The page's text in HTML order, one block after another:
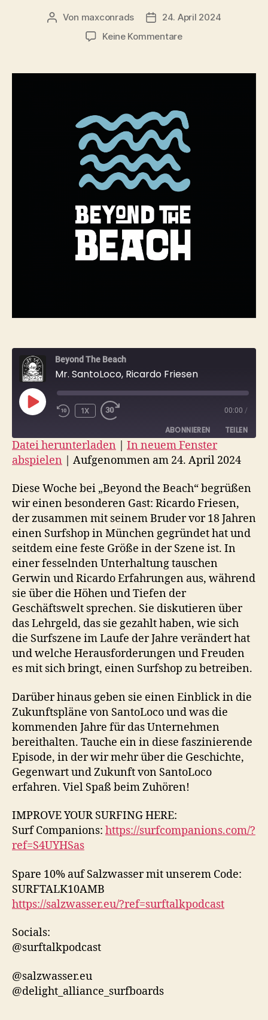
Beitragsautor
Von maxconrads Beitragsdatum
24. April 2024
Keine Kommentarezu
Ricardo
Beyond The Beach
Mr. SantoLoco, Ricardo Friesen
PLAY
EPISODE
1X 00:00 /
ABONNIEREN TEILEN
TEILEN
LINK
Datei herunterladen | In neuem Fenster
abspielen | Aufgenommen am 24. April 2024
Diese Woche bei „Beyond the Beach“ begrüßen
wir einen besonderen Gast: Ricardo Friesen,
der zusammen mit seinem Bruder vor 18 Jahren
einen Surfshop in München gegründet hat und
seitdem eine feste Größe in der Szene ist. In
einer fesselnden Unterhaltung tauschen
Gerwin und Ricardo Erfahrungen aus, während
sie über die Höhen und Tiefen der
Geschäftswelt sprechen. Sie diskutieren über
das Lehrgeld, das sie gezahlt haben, wie sich
die Surfszene im Laufe der Jahre verändert hat
und welche Herausforderungen und Freuden
es mit sich bringt, einen Surfshop zu betreiben.
Darüber hinaus geben sie einen Einblick in die
Zukunftspläne von SantoLoco und was die
kommenden Jahre für das Unternehmen
bereithalten. Tauche ein in diese faszinierende
Episode, in der wir mehr über die Geschichte,
Gegenwart und Zukunft von SantoLoco
erfahren. Viel Spaß beim Zuhören!
IMPROVE YOUR SURFING HERE:
Surf Companions: https://surfcompanions.com/?
ref=S4UYHSas
Spare 10% auf Salzwasser mit unserem Code:
SURFTALK10AMB
https://salzwasser.eu/?ref=surftalkpodcast
Socials:
@surftalkpodcast
@salzwasser.eu
@delight_alliance_surfboards